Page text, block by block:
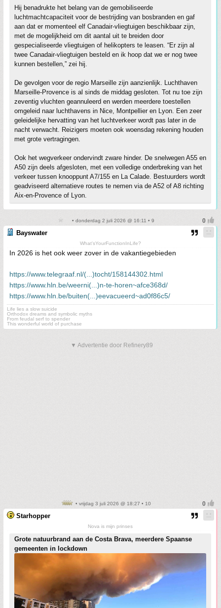
Hij benadrukte het belang van de gemobiliseerde
luchtmachtcapaciteit voor de bestrijding van bosbranden en gaf
aan dat er momenteel elf Canadair-vliegtuigen beschikbaar zijn,
met de mogelijkheid om dit aantal uit te breiden door
gespecialiseerde vliegtuigen of helikopters te leasen. “Er zijn al
twee Canadair-vliegtuigen besteld en ik hoop dat we er nog twee
kunnen bestellen,” zei hij.
De gevolgen voor de regio Marseille zijn aanzienlijk. Luchthaven
Marseille-Provence is al sinds de middag gesloten. Tot nu toe zijn
zeventig vluchten geannuleerd en werden meerdere toestellen
omgeleid naar luchthavens in Nice, Montpellier en Lyon. Een zeer
geleidelijke hervatting van het luchtverkeer wordt pas later in de
nacht verwacht. Reizigers moeten ook woensdag rekening houden
met grote vertragingen.
Ook het wegverkeer ondervindt zware hinder. De snelwegen A55 en
A50 zijn deels afgesloten, met een volledige onderbreking van het
verkeer tussen knooppunt A7/155 en La Calade. Bestuurders wordt
geadviseerd alternatieve routes te nemen via de A52 of A8 richting
Aix-en-Provence of Lyon.
• donderdag 2 juli 2026 @ 16:11 • 9
Bayswater
What'sYourFunctionInLife?
In 2026 is het ook weer zover in de vakantiegebieden
https://www.telegraaf.nl/(...)tocht/158144302.html
https://www.hln.be/weerni(...)n-te-horen~afce368d/
https://www.hln.be/buiten(...)eevacueerd~ad0f86c5/
Life lies a slow suicide
Orthodox dreams and symbolic myths
From feudal serf to spender
This wonderful world of purchase
▼ Advertentie door Refinery89
• vrijdag 3 juli 2026 @ 18:27 • 10
Starhopper
Nova is mijn prinses
Grote natuurbrand aan de Costa Brava, meerdere Spaanse
gemeenten in lockdown